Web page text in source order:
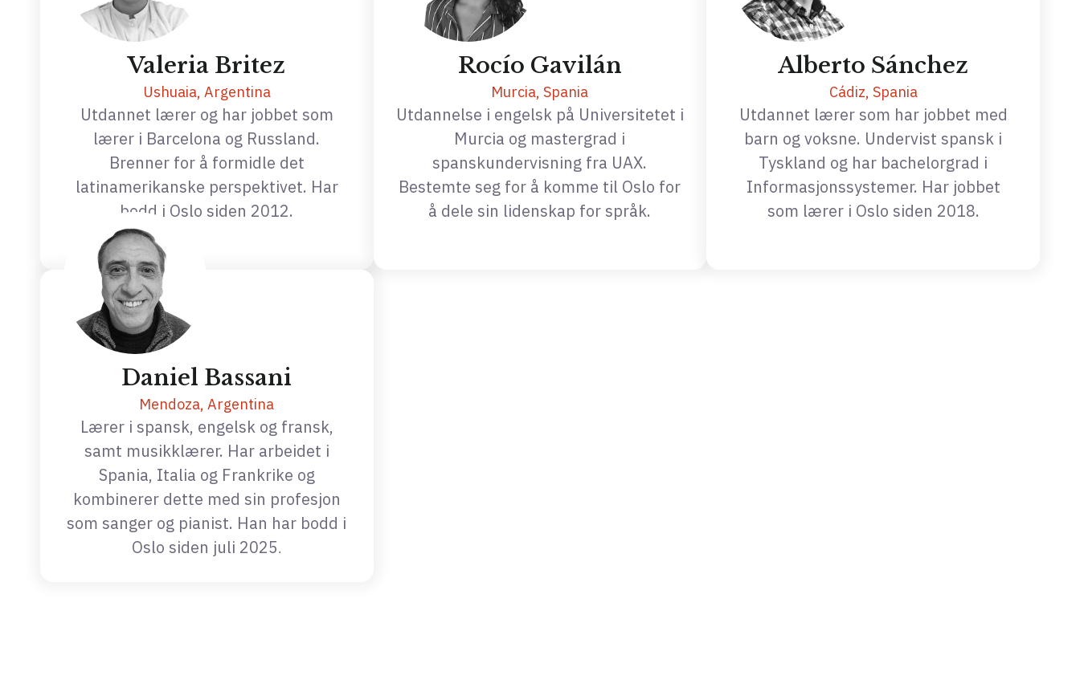
Valeria Britez
Ushuaia, Argentina
Utdannet lærer og har jobbet som
lærer i Barcelona og Russland.
Brenner for å formidle det
latinamerikanske perspektivet. Har
bodd i Oslo siden 2012.
Rocío Gavilán
Murcia, Spania
Utdannelse i engelsk på Universitetet i
Murcia og mastergrad i
spanskundervisning fra UAX.
Bestemte seg for å komme til Oslo for
å dele sin lidenskap for språk.
Alberto Sánchez
Cádiz, Spania
Utdannet lærer som har jobbet med
barn og voksne. Undervist spansk i
Tyskland og har bachelorgrad i
Informasjonssystemer. Har jobbet
som lærer i Oslo siden 2018.
Daniel Bassani
Mendoza, Argentina
Lærer i spansk, engelsk og fransk,
samt musikklærer. Har arbeidet i
Spania, Italia og Frankrike og
kombinerer dette med sin profesjon
som sanger og pianist. Han har bodd i
Oslo siden juli 2025.